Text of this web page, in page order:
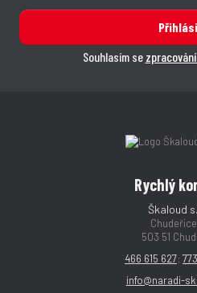
Souhlasím se
Rychlý
Škaloud
503 51
466 615 627;
info@naradi-